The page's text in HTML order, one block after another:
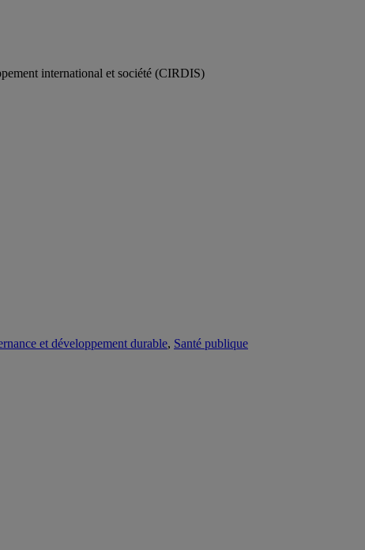
international et société (CIRDIS)
et développement durable, Santé publique